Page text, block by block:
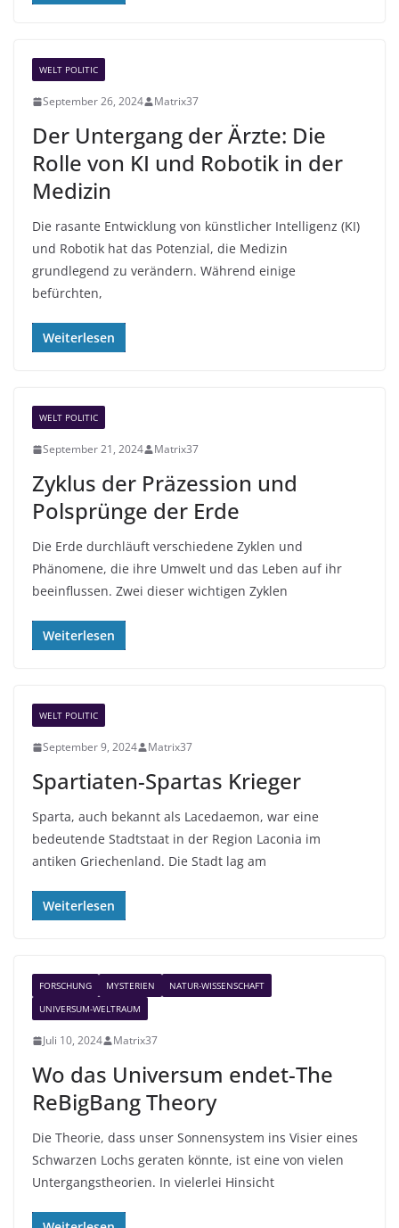
WELT POLITIC
September 26, 2024 Matrix37
Der Untergang der Ärzte: Die
Rolle von KI und Robotik in der
Medizin
Die rasante Entwicklung von künstlicher Intelligenz (KI)
und Robotik hat das Potenzial, die Medizin
grundlegend zu verändern. Während einige
befürchten,
Weiterlesen
WELT POLITIC
September 21, 2024 Matrix37
Zyklus der Präzession und
Polsprünge der Erde
Die Erde durchläuft verschiedene Zyklen und
Phänomene, die ihre Umwelt und das Leben auf ihr
beeinflussen. Zwei dieser wichtigen Zyklen
Weiterlesen
WELT POLITIC
September 9, 2024 Matrix37
Spartiaten-Spartas Krieger
Sparta, auch bekannt als Lacedaemon, war eine
bedeutende Stadtstaat in der Region Laconia im
antiken Griechenland. Die Stadt lag am
Weiterlesen
FORSCHUNG MYSTERIEN
NATUR-WISSENSCHAFT
UNIVERSUM-WELTRAUM
Juli 10, 2024 Matrix37
Wo das Universum endet-The
ReBigBang Theory
Die Theorie, dass unser Sonnensystem ins Visier eines
Schwarzen Lochs geraten könnte, ist eine von vielen
Untergangstheorien. In vielerlei Hinsicht